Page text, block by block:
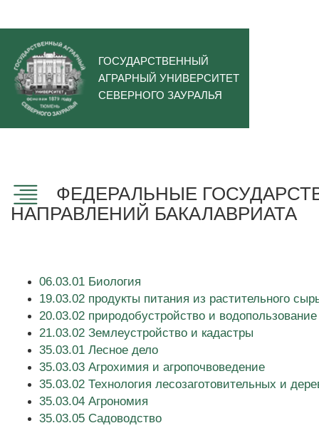
ГОСУДАРСТВЕННЫЙ
АГРАРНЫЙ УНИВЕРСИТЕТ
СЕВЕРНОГО ЗАУРАЛЬЯ
ФЕДЕРАЛЬНЫЕ
НАПРАВЛЕНИЙ БАКАЛАВРИАТА
06.03.01 Биология
19.03.02 продукты питания из растительного
20.03.02 природобустройство и водопользование
21.03.02 Землеустройство и кадастры
35.03.01 Лесное дело
35.03.03 Агрохимия и агропочвоведение
35.03.02 Технология лесозаготовительных и
35.03.04 Агрономия
35.03.05 Садоводство